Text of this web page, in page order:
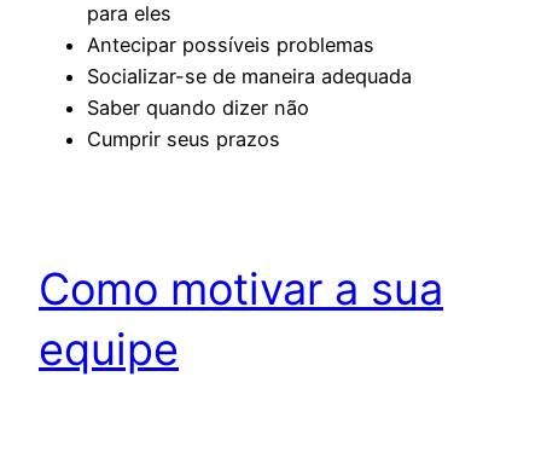
para eles
Antecipar possíveis problemas
Socializar-se de maneira adequada
Saber quando dizer não
Cumprir seus prazos
Como motivar a sua
equipe